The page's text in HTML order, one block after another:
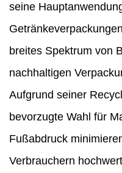
seine
breites Spektrum von
nachhaltigen
Aufgrund seiner
bevorzugte Wahl für
Fußabdruck
Verbrauchern